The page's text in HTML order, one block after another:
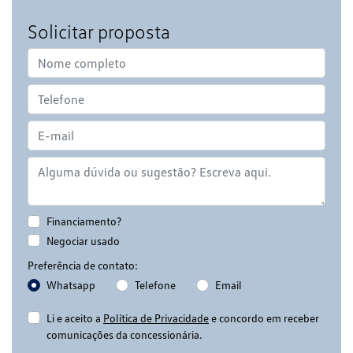
Solicitar proposta
Financiamento?
Negociar usado
Preferência de contato:
Whatsapp
Telefone Email
Li e aceito a Política de Privacidadee concordo em receber
comunicações da concessionária.